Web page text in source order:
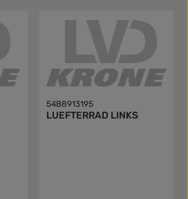
54B8913195
LUEFTERRAD LINKS